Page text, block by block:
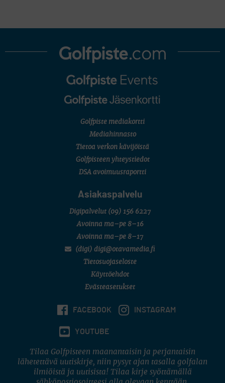
Golfpiste mediakortti
Mediahinnasto
Tietoa verkon kävijöistä
Golfpisteen yhteystiedot
DSA avoimuusraportti
Asiakaspalvelu
Digipalvelut (09) 156 6227
Avoinna ma–pe 8–16
Avoinna ma–pe 8–17
(digi) digi@otavamedia.fi
Tietosuojaseloste
Käyttöehdot
Evästeasetukset
FACEBOOK INSTAGRAM
YOUTUBE
Tilaa Golfpisteen maanantaisin ja perjantaisin
lähetettävä uutiskirje, niin pysyt ajan tasalla golfalan
ilmiöistä ja uutisista! Tilaa kirje syöttämällä